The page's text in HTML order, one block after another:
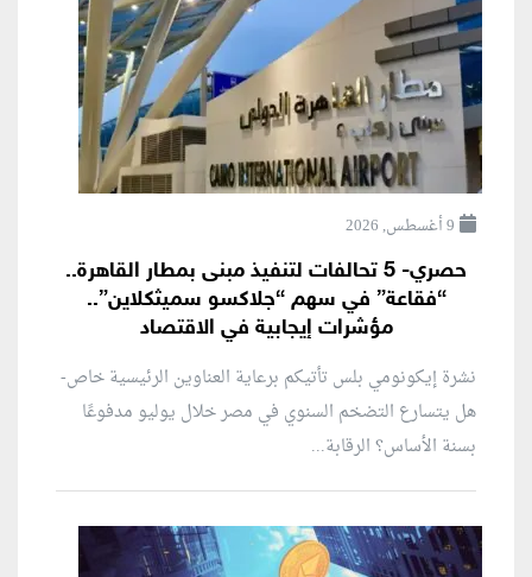
9 أغسطس, 2026
حصري- 5 تحالفات لتنفيذ مبنى بمطار القاهرة..
“فقاعة” في سهم “جلاكسو سميثكلاين”..
مؤشرات إيجابية في الاقتصاد
نشرة إيكونومي بلس تأتيكم برعاية العناوين الرئيسية خاص-
هل يتسارع التضخم السنوي في مصر خلال يوليو مدفوعًا
بسنة الأساس؟ الرقابة...